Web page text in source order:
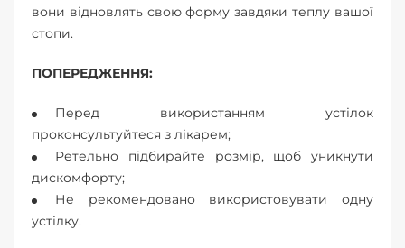
вони відновлять свою форму завдяки теплу вашої
стопи.
ПОПЕРЕДЖЕННЯ:
Перед використанням устілок
проконсультуйтеся з лікарем;
Ретельно підбирайте розмір, щоб уникнути
дискомфорту;
Не рекомендовано використовувати одну
устілку.